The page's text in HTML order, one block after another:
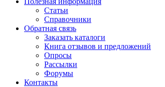
Статьи
Справочники
Обратная связь
Заказать каталоги
Книга отзывов и предложений
Опросы
Рассылки
Форумы
Контакты